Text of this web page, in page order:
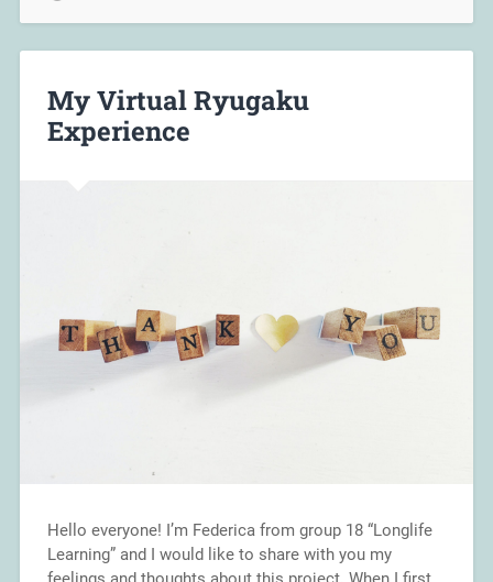
My Virtual Ryugaku
Experience
Hello everyone! I’m Federica from group 18 “Longlife
Learning” and I would like to share with you my